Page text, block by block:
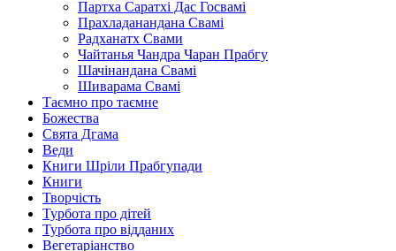
Партха Саратхі Дас Госвамі
Прахладанандана Свамі
Радханатх Свами
Чайтанья Чандра Чаран Прабгу
Шачінандана Свамі
Шиварама Свамі
Таємно про таємне
Божества
Свята Дгама
Веди
Книги Шріли Прабгупади
Книги
Творчість
Турбота про дітей
Турбота про відданих
Вегетаріанство